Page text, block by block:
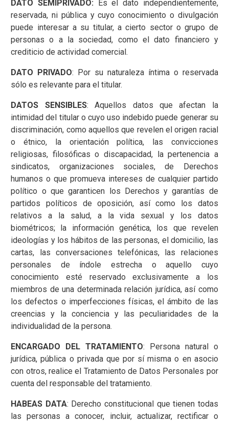
DATO SEMIPRIVADO:
Es el dato independientemente,
reservada, ni pública y cuyo conocimiento o divulgación
puede interesar a su titular, a cierto sector o grupo de
personas o a la sociedad, como el dato financiero y
crediticio de actividad comercial.
DATO PRIVADO: Por su naturaleza íntima o reservada
sólo es relevante para el titular.
DATOS SENSIBLES: Aquellos datos que afectan la
intimidad del titular o cuyo uso indebido puede generar su
discriminación, como aquellos que revelen el origen racial
o étnico, la orientación política, las convicciones
religiosas, filosóficas o discapacidad, la pertenencia a
sindicatos, organizaciones sociales, de Derechos
humanos o que promueva intereses de cualquier partido
político o que garanticen los Derechos y garantías de
partidos políticos de oposición, así como los datos
relativos a la salud, a la vida sexual y los datos
biométricos; la información genética, los que revelen
ideologías y los hábitos de las personas, el domicilio, las
cartas, las conversaciones telefónicas, las relaciones
personales de índole estrecha o aquello cuyo
conocimiento esté reservado exclusivamente a los
miembros de una determinada relación jurídica, así como
los defectos o imperfecciones físicas, el ámbito de las
creencias y la conciencia y las peculiaridades de la
individualidad de la persona.
ENCARGADO DEL TRATAMIENTO: Persona natural o
jurídica, pública o privada que por sí misma o en asocio
con otros, realice el Tratamiento de Datos Personales por
cuenta del responsable del tratamiento.
HABEAS DATA: Derecho constitucional que tienen todas
las personas a conocer, incluir, actualizar, rectificar o